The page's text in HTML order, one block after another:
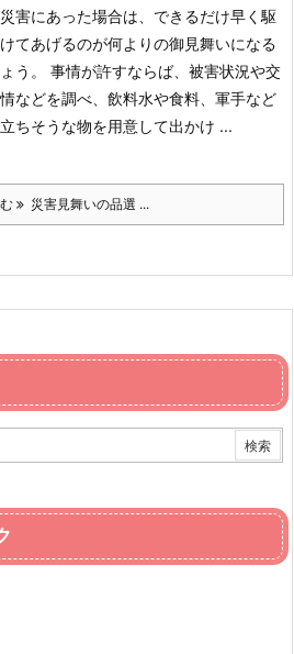
害にあった場合は、できるだけ早く駆
てあげるのが何よりの御見舞いになる
う。 事情が許すならば、被害状況や交
などを調べ、飲料水や食料、軍手など
ちそうな物を用意して出かけ ...
災害見舞いの品選 ...